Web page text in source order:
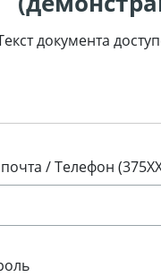
документа
/ Телефон